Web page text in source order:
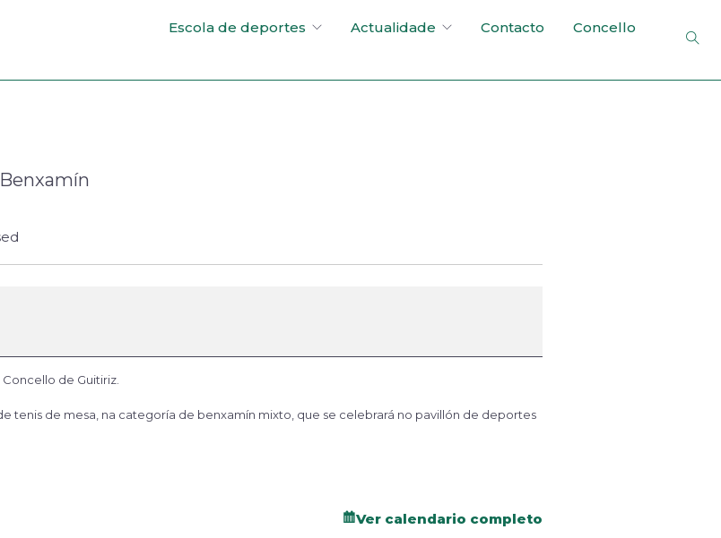
Escola de deportes Actualidade Contacto Concello
de Guitiriz.
tenis de mesa, na categoría de benxamín mixto, que se celebrará no pavillón de deportes
Ver calendario completo